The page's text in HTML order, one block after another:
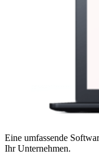
Eine umfassende
Ihr Unternehmen.